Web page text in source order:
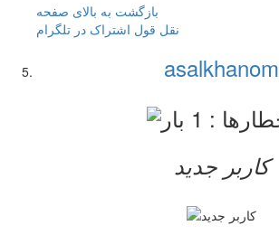
بازگشت به بالای صفحه
نقل قول اشتراک در تلگرام
asalkhanom
کاربر جدید